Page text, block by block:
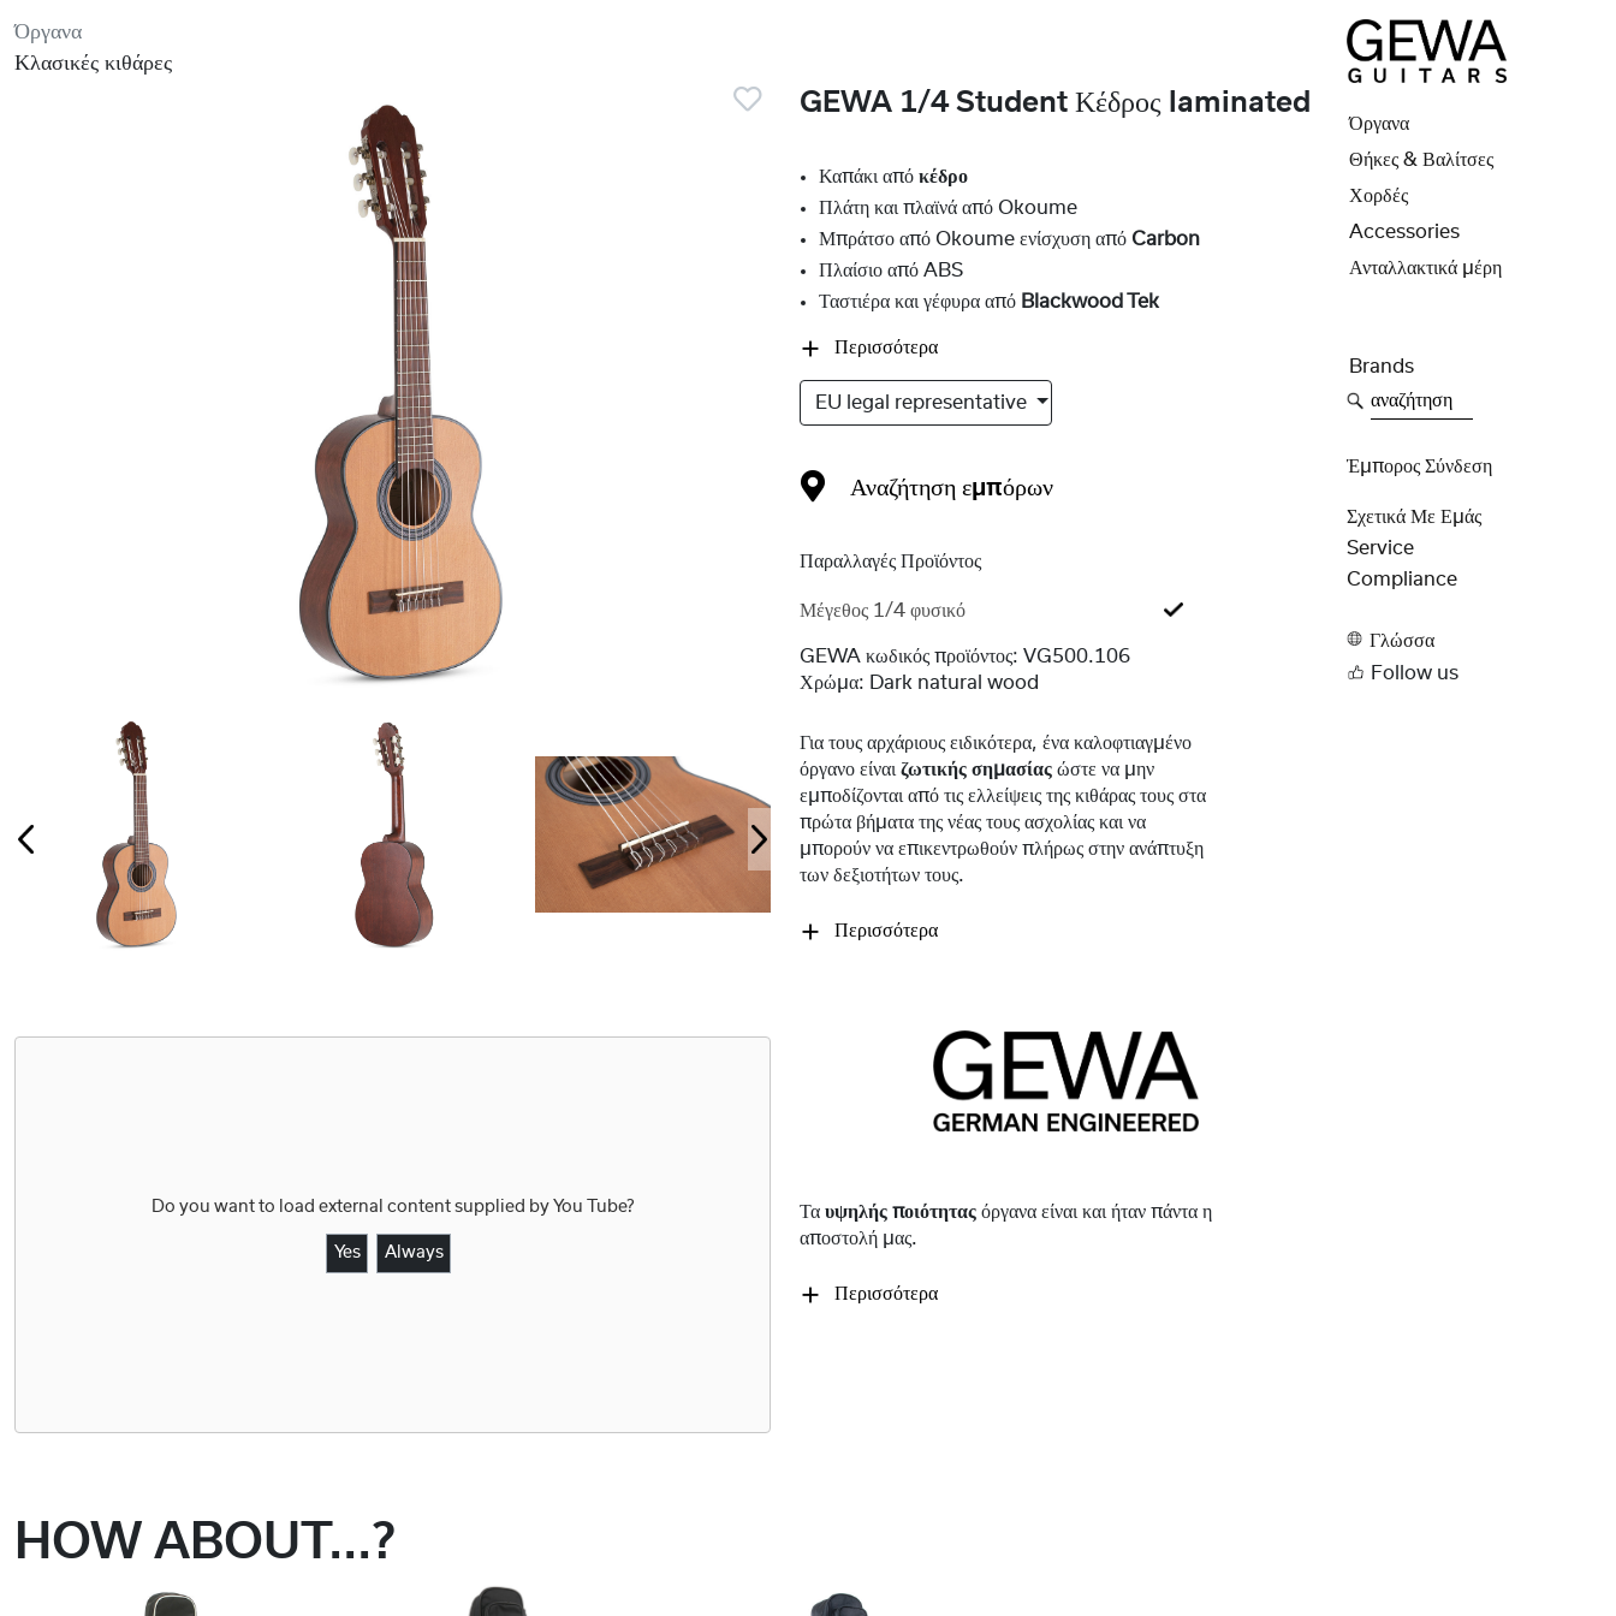
Όργανα
Κλασικές κιθάρες
Do you want to load external content supplied by You Tube?
Yes Always
GEWA 1/4 Student Κέδρος laminated
Παραλλαγές Προϊόντος
Μέγεθος 1/4 φυσικό
Αναζήτηση εμπόρων
Καπάκι από κέδρο
Πλάτη και πλαϊνά από Okoume
Μπράτσο από Okoume ενίσχυση από Carbon
Πλαίσιο από ABS
Ταστιέρα και γέφυρα από Blackwood Tek
Περισσότερα
EU legal representative
GEWA κωδικός προϊόντος: VG500.106
Χρώμα:
Dark natural wood
Για τους αρχάριους ειδικότερα, ένα καλοφτιαγμένο
όργανο είναιζωτικής σημασίας ώστε να μην
εμποδίζονται από τις ελλείψεις της κιθάρας τους στα
πρώτα βήματα της νέας τους ασχολίας και να
μπορούν να επικεντρωθούν πλήρως στην ανάπτυξη
των δεξιοτήτων τους.
Περισσότερα
Ταυψηλής ποιότητας όργανα είναι και ήταν πάντα η
αποστολή μας.
Περισσότερα
HOW ABOUT...?
Όργανα
Θήκες & Βαλίτσες
Χορδές
Accessories
Ανταλλακτικά μέρη
Brands
αναζήτηση
Έμπορος Σύνδεση
Σχετικά Με Εμάς
Service
Compliance
Γλώσσα
Follow us